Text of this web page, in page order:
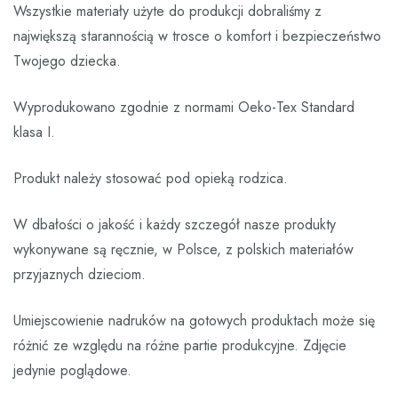
Wszystkie materiały użyte do produkcji dobraliśmy z
największą starannością w trosce o komfort i bezpieczeństwo
Twojego dziecka.
Wyprodukowano zgodnie z normami Oeko-Tex Standard
klasa I.
Produkt należy stosować pod opieką rodzica.
W dbałości o jakość i każdy szczegół nasze produkty
wykonywane są ręcznie, w Polsce, z polskich materiałów
przyjaznych dzieciom.
Umiejscowienie nadruków na gotowych produktach może się
różnić ze względu na różne partie produkcyjne. Zdjęcie
jedynie poglądowe.